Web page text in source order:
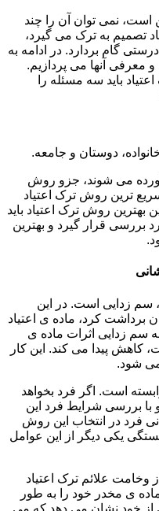
است، نمی توان آن را چند
تصمیم به ترک می گیرد،
گام بردارد. در ادامه به
آنها می پردازیم.
باید سه مسئله را
دوستان و جامعه.
می شوند، جزو روش
ترین روش ترک اعتیاد
روش ترک اعتیاد باید
قرار گیرد و بهترین
سم زدایی است. در این
برداشت کرد، ماده ی اعتیاد
سم زدایی اثرات ماده ی
کاهش پیدا می کند. این کار
شود.
است. اگر فرد بخواهد
با بررسی شرایط فرد این
فرد در انتخاب این روش
یکی دیگر از این عوامل
علائم ترک اعتیاد
ی مخدر خود را به طور
از خود نشان می دهد که می